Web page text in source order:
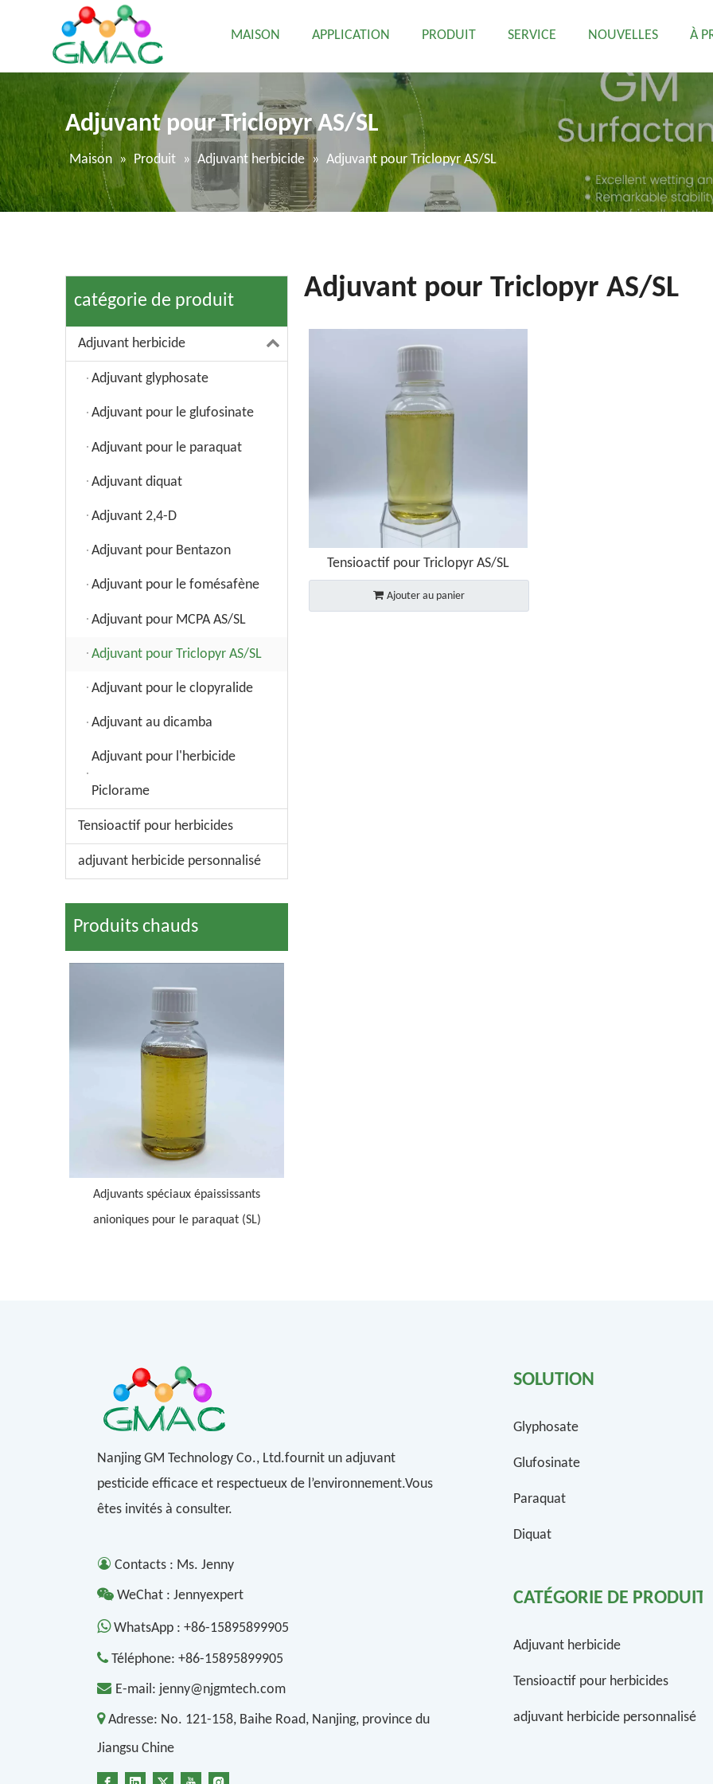
MAISON APPLICATION PRODUIT SERVICE NOUVELLES À
Adjuvant pour Triclopyr AS/SL
Maison » Produit » Adjuvant herbicide » Adjuvant pour Triclopyr AS/SL
catégorie de produit
Adjuvant herbicide
Adjuvant glyphosate
Adjuvant pour le glufosinate
Adjuvant pour le paraquat
Adjuvant diquat
Adjuvant 2,4-D
Adjuvant pour Bentazon
Adjuvant pour le fomésafène
Adjuvant pour MCPA AS/SL
Adjuvant pour Triclopyr AS/SL
Adjuvant pour le clopyralide
Adjuvant au dicamba
Adjuvant pour l'herbicide
Piclorame
Tensioactif pour herbicides
adjuvant herbicide personnalisé
Produits chauds
Adjuvants spéciaux épaississants
anioniques pour le paraquat (SL)
Adjuvant pour Triclopyr AS/SL
Tensioactif pour Triclopyr AS/SL
Ajouter au panier
Nanjing GM Technology Co., Ltd.fournit un adjuvant
pesticide efficace et respectueux de l’environnement.Vous
êtes invités à consulter.
 Contacts : Ms. Jenny
 WeChat : Jennyexpert
 WhatsApp : +86-15895899905
 Téléphone: +86-15895899905
 E-mail: jenny@njgmtech.com
 Adresse: No. 121-158, Baihe Road, Nanjing, province du
Jiangsu Chine
SOLUTION
Glyphosate
Glufosinate
Paraquat
Diquat
CATÉGORIE DE PRODUIT
Adjuvant herbicide
Tensioactif pour herbicides
adjuvant herbicide personnalisé